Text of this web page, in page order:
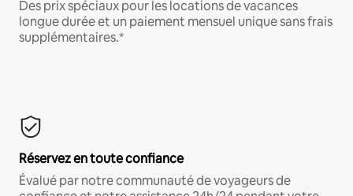
Des prix spéciaux pour les locations de vacances
longue durée et un paiement mensuel unique sans frais
supplémentaires.*
Réservez en toute confiance
Évalué par notre communauté de voyageurs de